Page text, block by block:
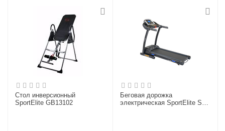
Cтол инверсионный
SportElite GB13102
Беговая дорожка
электрическая SportElite SE-